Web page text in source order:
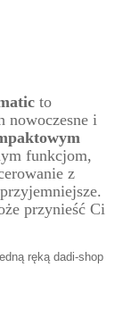
to
nowoczesne i
funkcjom,
z
przynieść Ci